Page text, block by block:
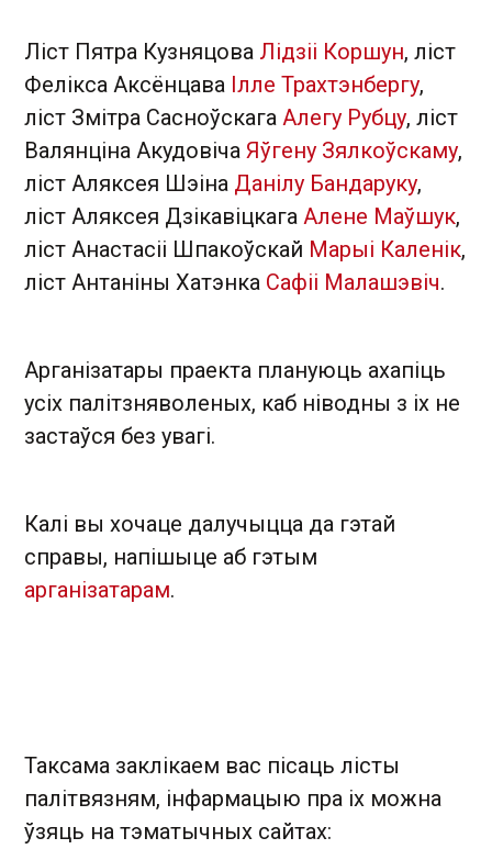
Ліст Пятра Кузняцова Лідзіі Коршун, ліст
Фелікса Аксёнцава Ілле Трахтэнбергу,
ліст Змітра Сасноўскага Алегу Рубцу, ліст
Валянціна Акудовіча Яўгену Зялкоўскаму,
ліст Аляксея Шэіна Данілу Бандаруку,
ліст Аляксея Дзікавіцкага Алене Маўшук,
ліст Анастасіі Шпакоўскай Марыі Каленік,
ліст Антаніны Хатэнка Сафіі Малашэвіч.
Арганізатары праекта плануюць ахапіць
усіх палітзняволеных, каб ніводны з іх не
застаўся без увагі.
Калі вы хочаце далучыцца да гэтай
справы, напішыце аб гэтым
арганізатарам.
Таксама заклікаем вас пісаць лісты
палітвязням, інфармацыю пра іх можна
ўзяць на тэматычных сайтах: